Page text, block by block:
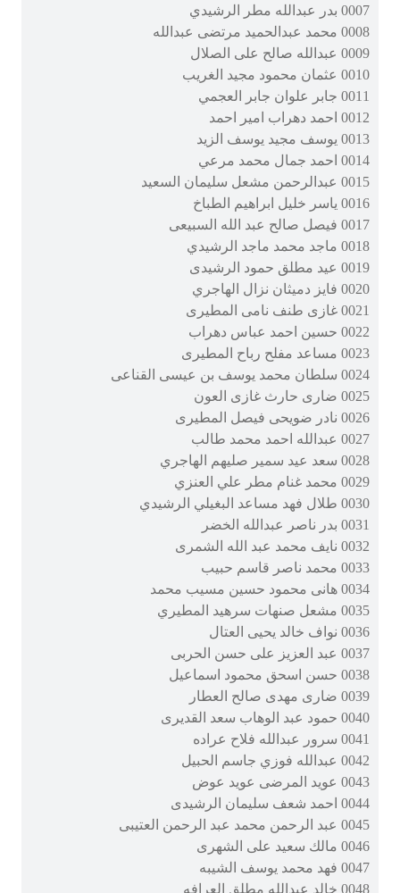
0007 بدر عبدالله مطر الرشيدي
0008 محمد عبدالحميد مرتضى عبدالله
0009 عبدالله صالح على الصلال
0010 عثمان محمود مجيد الغريب
0011 جابر علوان جابر العجمي
0012 احمد دهراب امير احمد
0013 يوسف مجيد يوسف الزيد
0014 احمد جمال محمد مرعي
0015 عبدالرحمن مشعل سليمان السعيد
0016 ياسر خليل ابراهيم الطباخ
0017 فيصل صالح عبد الله السبيعى
0018 ماجد محمد ماجد الرشيدي
0019 عيد مطلق حمود الرشيدى
0020 فايز دميثان نزال الهاجري
0021 غازى طنف نامى المطيرى
0022 حسين احمد عباس دهراب
0023 مساعد مفلح رباح المطيرى
0024 سلطان محمد يوسف بن عيسى القناعى
0025 ضارى حارث غازى العون
0026 نادر ضويحى فيصل المطيرى
0027 عبدالله احمد محمد طالب
0028 سعد عيد سمير صليهم الهاجري
0029 محمد غنام مطر علي العنزي
0030 طلال فهد مساعد البغيلي الرشيدي
0031 بدر ناصر عبدالله الخضر
0032 نايف محمد عبد الله الشمرى
0033 محمد ناصر قاسم حبيب
0034 هانى محمود حسين مسيب محمد
0035 مشعل صنهات سرهيد المطيري
0036 نواف خالد يحيى العتال
0037 عبد العزيز على حسن الحربى
0038 حسن اسحق محمود اسماعيل
0039 ضارى مهدى صالح العطار
0040 حمود عبد الوهاب سعد القديرى
0041 سرور عبدالله فلاح عراده
0042 عبدالله فوزي جاسم الحبيل
0043 عويد المرضى عويد عوض
0044 احمد شعف سليمان الرشيدى
0045 عبد الرحمن محمد عبد الرحمن العتيبى
0046 مالك سعيد على الشهرى
0047 فهد محمد يوسف الشيبه
0048 خالد عبدالله مطلق العرافه